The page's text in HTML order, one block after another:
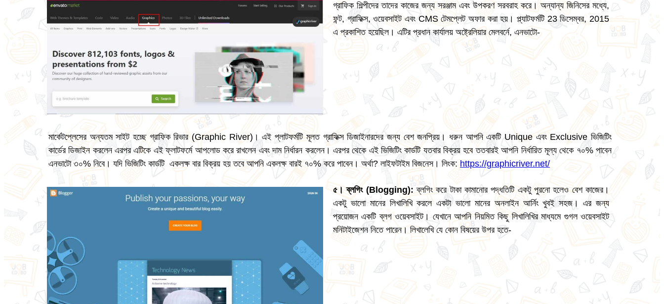
গ্রাফিক শিল্পীদের তাদের কাজের জন্য সরঞ্জাম এবং উপকরণ সরবরাহ করে। অন্যান্য জিনিসের মধ্যে,
ফন্ট, গ্রাফিক্স, ওয়েবসাইট এবং CMS টেমপ্লেট অফার করা হয়। প্ল্যাটফর্মটি 23 ডিসেম্বর, 2015
এ প্রকাশিত হয়েছিল। এটির প্রধান কার্যালয় অষ্ট্রেলিয়ার মেলবর্নে, এনভাটো-
মার্কেটপ্লেসের অন্যতম সাইট হচ্ছে গ্রাফিক রিভার (Graphic River)। এই প্লাটফর্মটি মূলত গ্রাফিক্স ডিজাইনারদের জন্য বেশ জনপ্রিয়। ধরুন আপনি একটি Unique এবং Exclusive ভিজিটিং
কার্ডের ডিজাইন করলেন এরপর এটিকে এই ফ্লাটফর্মে আপলোড করে রাখলেন এবং দাম নির্ধারন করলেন। এরপর থেকে এই ভিজিটিং কার্ডটি যতবার বিক্রয় হবে ততবারই আপনি নির্ধারিত মূল্য থেকে ৭০% পাবেন
এনভাটো ৩০% নিবে। যদি ভিজিটিং কার্ডটি একলক্ষ বার বিক্রয় হয় তবে আপনি একলক্ষ বারই ৭০% করে পাবেন। অর্থা? লাইফটাইম বিজনেস। লিংক: https://graphicriver.net/
৫ ।ব্লগিং (Blogging):ব্লগিং করে টাকা কামানোর পদ্ধতিটি একটু পুরনো হলেও বেশ কাজের।
একটু ভালো মানের লিখালিখি করলে একটা ভালো মানের অনলাইন আর্নিং খুবই সহজ। এর জন্য
প্রয়োজন একটি ব্লগ ওয়েবসাইট। যেখানে আপনি নিয়মিত কিছু লিখালিখির মাধ্যমে গুগল ওয়েবসাইট
মনিটাইজেশন নিতে পারেন। লিখালেখি যে কোন বিষয়ের উপর হতে-